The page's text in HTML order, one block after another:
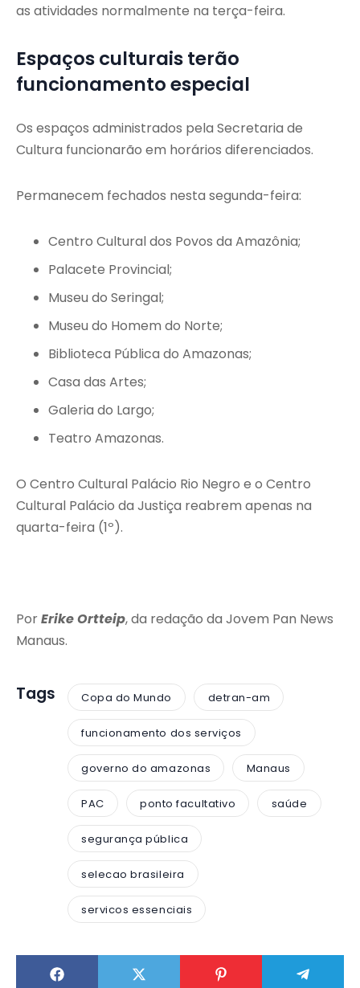
as atividades normalmente na terça-feira.
Espaços culturais terão
funcionamento especial
Os espaços administrados pela Secretaria de
Cultura funcionarão em horários diferenciados.
Permanecem fechados nesta segunda-feira:
Centro Cultural dos Povos da Amazônia;
Palacete Provincial;
Museu do Seringal;
Museu do Homem do Norte;
Biblioteca Pública do Amazonas;
Casa das Artes;
Galeria do Largo;
Teatro Amazonas.
O Centro Cultural Palácio Rio Negro e o Centro
Cultural Palácio da Justiça reabrem apenas na
quarta-feira (1º).
PorErike Ortteip, da redação da Jovem Pan News
Manaus.
Tags Copa do Mundo detran-am
funcionamento dos serviços
governo do amazonas Manaus
PAC ponto facultativo saúde
segurança pública
selecao brasileira
servicos essenciais